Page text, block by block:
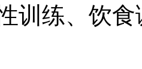
训练、饮